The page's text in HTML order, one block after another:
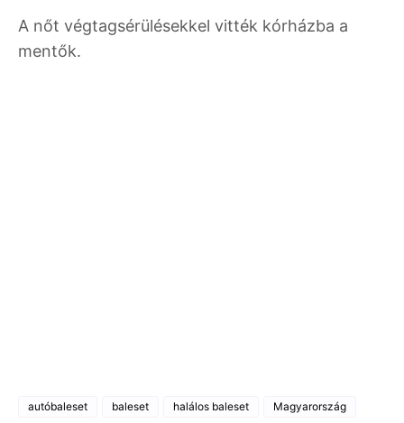
A nőt végtagsérülésekkel vitték kórházba a
mentők.
autóbaleset baleset halálos baleset Magyarország